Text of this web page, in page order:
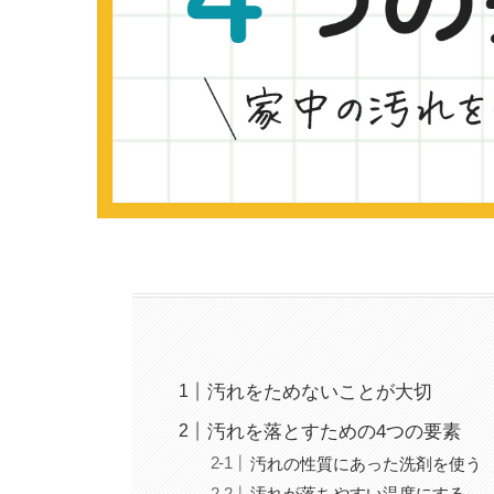
汚れをためないことが大切
汚れを落とすための4つの要素
汚れの性質にあった洗剤を使う